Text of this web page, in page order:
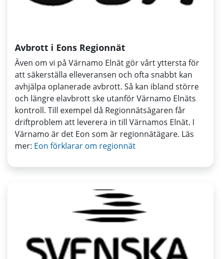
Avbrott i Eons Regionnät
Även om vi på Värnamo Elnät gör vårt yttersta för
att säkerställa elleveransen och ofta snabbt kan
avhjälpa oplanerade avbrott. Så kan ibland större
och längre elavbrott ske utanför Värnamo Elnäts
kontroll. Till exempel då Regionnätsägaren får
driftproblem att leverera in till Värnamos Elnät. I
Värnamo är det Eon som är regionnätägare. Läs
mer: Eon förklarar om regionnät